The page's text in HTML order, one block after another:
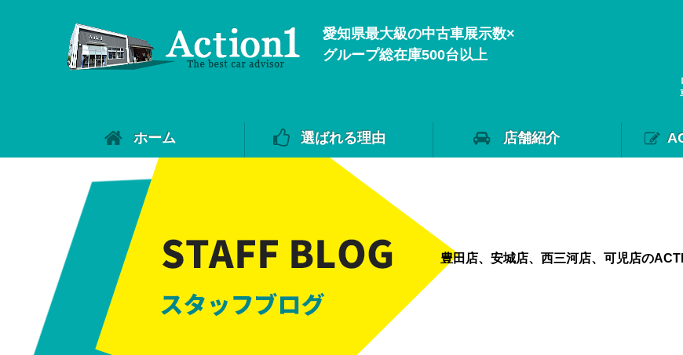
愛知県最大級の中古車展示数×
グループ総在庫500台以上
ホーム 選ばれる理由 店舗紹介
豊田店、安城店、西三河店、可児店の